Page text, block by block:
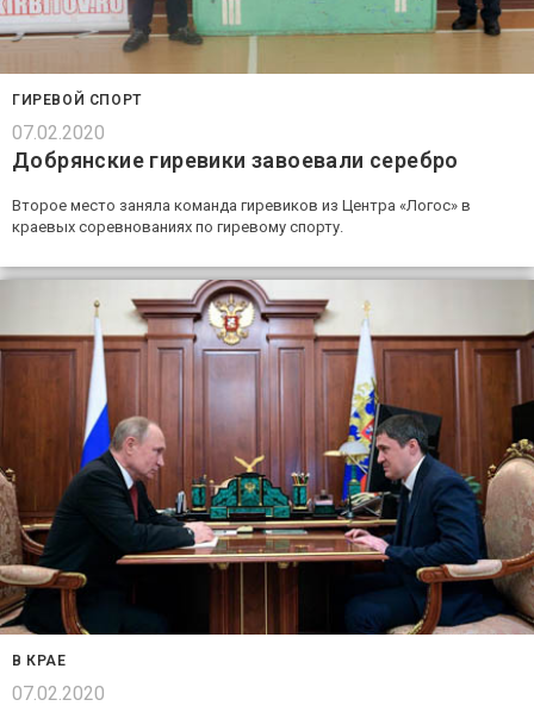
ГИРЕВОЙ СПОРТ
07.02.2020
Добрянские гиревики завоевали серебро
Второе место заняла команда гиревиков из Центра «Логос» в
краевых соревнованиях по гиревому спорту.
В КРАЕ
07.02.2020